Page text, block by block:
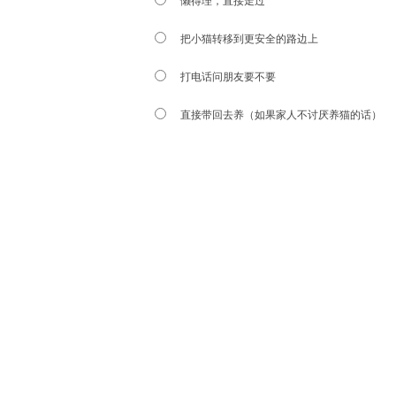
把小猫转移到更安全的路边上
打电话问朋友要不要
直接带回去养（如果家人不讨厌养猫的话）